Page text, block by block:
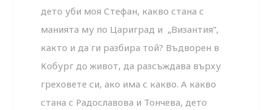
дето уби моя Стефан, какво стана с
манията му по Цариград и „Византия”,
както и да ги разбира той? Въдворен в
Кобург до живот, да разсъждава върху
греховете си, ако има с какво. А какво
стана с Радославова и Тончева, дето